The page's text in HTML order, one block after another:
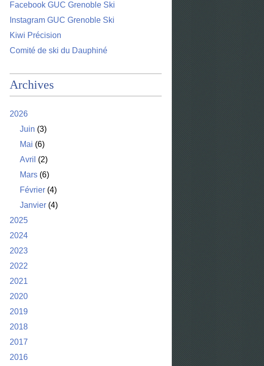
Facebook GUC Grenoble Ski
Instagram GUC Grenoble Ski
Kiwi Précision
Comité de ski du Dauphiné
Archives
2026
Juin (3)
Mai (6)
Avril (2)
Mars (6)
Février (4)
Janvier (4)
2025
2024
2023
2022
2021
2020
2019
2018
2017
2016